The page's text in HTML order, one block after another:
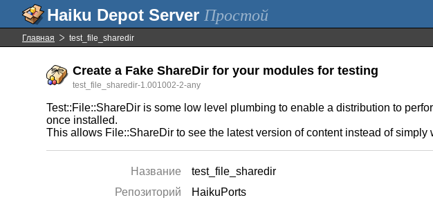
Простой
Главная test_file_sharedir
Create a Fake ShareDir for your modules for testing
test_file_sharedir-1.001002-2-any
Test::File::ShareDir is some low level plumbing to enable a distribution to
once installed.
This allows File::ShareDir to see the latest version of content instead of
Название
test_file_sharedir
Репозиторий
HaikuPorts